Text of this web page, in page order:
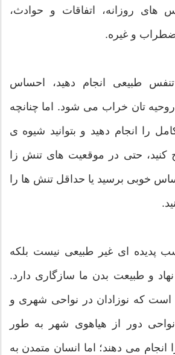
های روزانه، اتفاقات و حوادث،
و غیره.
تنفس طبیعی انجام دهید، احساس
تان خراب می شود. اما چنانچه
را انجام دهید و بتوانید شیوه ی
کنید، حتی در موقعیت های تنش زا
خوبی برسید یا حداقل تنش ها را
پدیده ای غیر طبیعی نیست بلکه
و طبیعت بدن ما سازگاری دارد.
که نوزادان در نواحی شهری و
نواحی دور از هیاهوی شهر به طور
می دهند؛ اما انسان متمدن به